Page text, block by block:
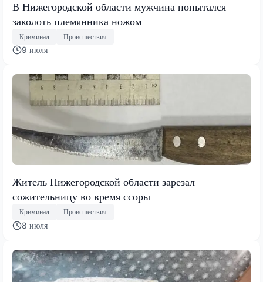
В Нижегородской области мужчина попытался
заколоть племянника ножом
Криминал Происшествия
9 июля
Житель Нижегородской области зарезал
сожительницу во время ссоры
Криминал Происшествия
8 июля